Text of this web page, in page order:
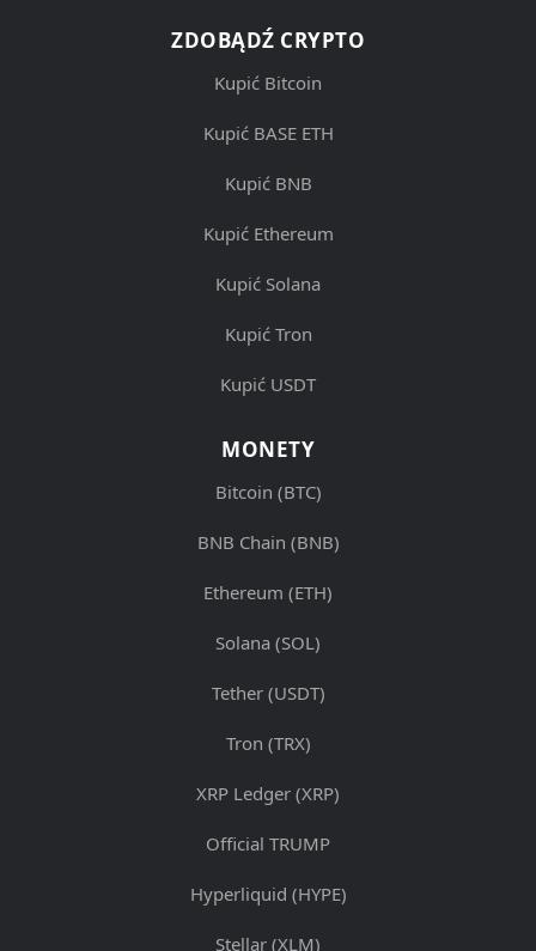
ZDOBĄDŹ CRYPTO
Kupić Bitcoin
Kupić BASE ETH
Kupić BNB
Kupić Ethereum
Kupić Solana
Kupić Tron
Kupić USDT
MONETY
Bitcoin (BTC)
BNB Chain (BNB)
Ethereum (ETH)
Solana (SOL)
Tether (USDT)
Tron (TRX)
XRP Ledger (XRP)
Official TRUMP
Hyperliquid (HYPE)
Stellar (XLM)